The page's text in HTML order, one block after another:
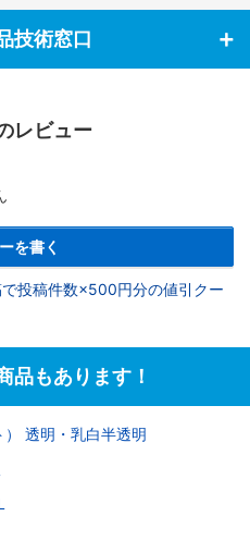
技術窓口
レビュー
を書く
投稿件数×500円分の値引クー
品もあります！
透明・乳白半透明